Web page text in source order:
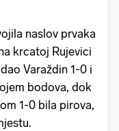
naslov prvaka
krcatoj Rujevici
Varaždin 1-0 i
bodova, dok
1-0 bila pirova,